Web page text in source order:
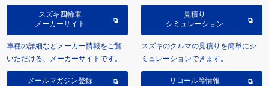
スズキ四輪車
メーカーサイト
車種の詳細などメーカー情報をご覧
いただける、メーカーサイトです。
見積り
シミュレーション
スズキのクルマの見積りを簡単にシ
ミュレーションできます。
メールマガジン登録 リコール等情報